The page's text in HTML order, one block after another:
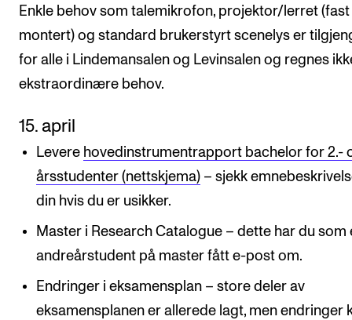
Enkle behov som talemikrofon, projektor/lerret (fast
montert) og standard brukerstyrt scenelys er
for alle i Lindemansalen og Levinsalen og regnes
ekstraordinære behov.
15. april ​
Levere hovedinstrumentrapport bachelor for 2.-
årsstudenter (nettskjema) – sjekk
din hvis du er usikker.​
Master i Research Catalogue ​– dette har du som
andreårstudent på master fått e-post om.
Endringer i eksamensplan​ – store deler av
eksamensplanen er allerede lagt, men endringer